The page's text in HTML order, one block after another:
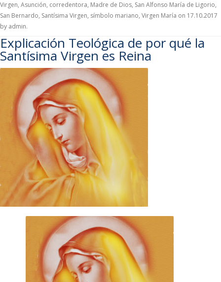
Virgen, Asunción, corredentora, Madre de Dios, San Alfonso María de Ligorio,
San Bernardo, Santísima Virgen, símbolo mariano, Virgen María on 17.10.2017
by admin.
Explicación Teológica de por qué la
Santísima Virgen es Reina